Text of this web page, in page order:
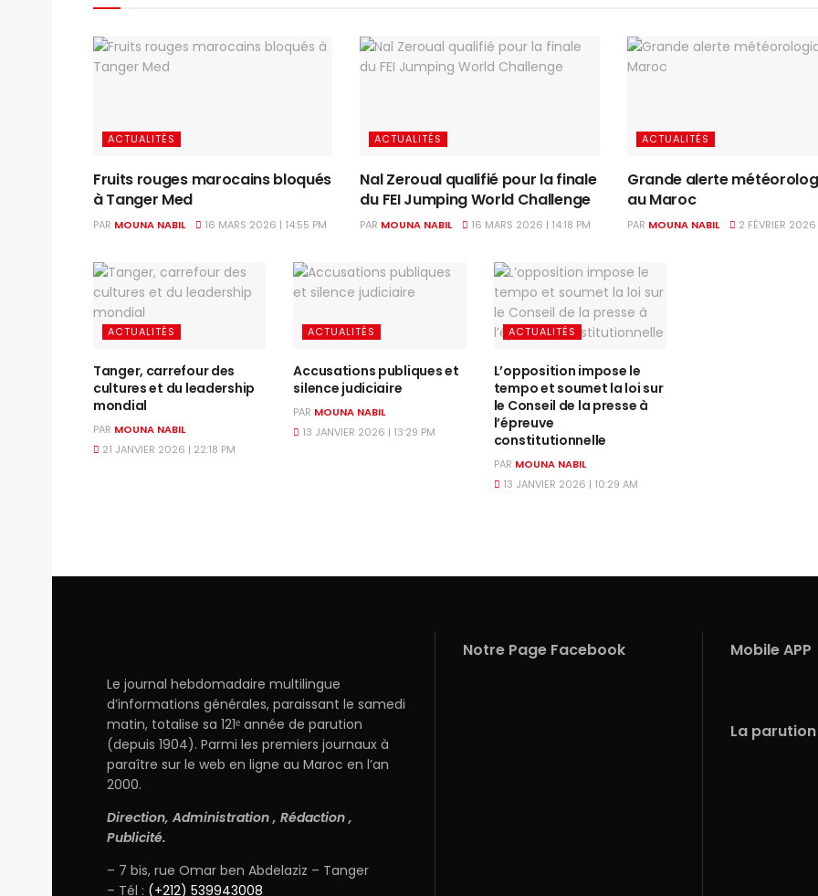
ACTUALITÉS
Fruits rouges marocains bloqués
à Tanger Med
PAR MOUNA NABIL 16 MARS 2026 | 14:55 PM
ACTUALITÉS
Nal Zeroual qualifié pour la finale
du FEI Jumping World Challenge
PAR MOUNA NABIL 16 MARS 2026 | 14:18 PM
ACTUALITÉS
Grande alerte
au Maroc
PAR MOUNA NABIL 2 FÉVRIER
ACTUALITÉS
Tanger, carrefour des
cultures et du leadership
mondial
PAR MOUNA NABIL
21 JANVIER 2026 | 22:18 PM
ACTUALITÉS
Accusations publiques et
silence judiciaire
PAR MOUNA NABIL
13 JANVIER 2026 | 13:29 PM
ACTUALITÉS
L’opposition impose le
tempo et soumet la loi sur
le Conseil de la presse à
l’épreuve
constitutionnelle
PAR MOUNA NABIL
13 JANVIER 2026 | 10:29 AM
Le journal hebdomadaire multilingue
d’informations générales, paraissant le samedi
matin, totalise sa 121ᵉ année de parution
(depuis 1904). Parmi les premiers journaux à
paraître sur le web en ligne au Maroc en l’an
2000.
Direction, Administration , Rédaction ,
Publicité.
– 7 bis, rue Omar ben Abdelaziz – Tanger
– Tél : (+212) 539943008
Notre Page Facebook Mobile APP
La parution